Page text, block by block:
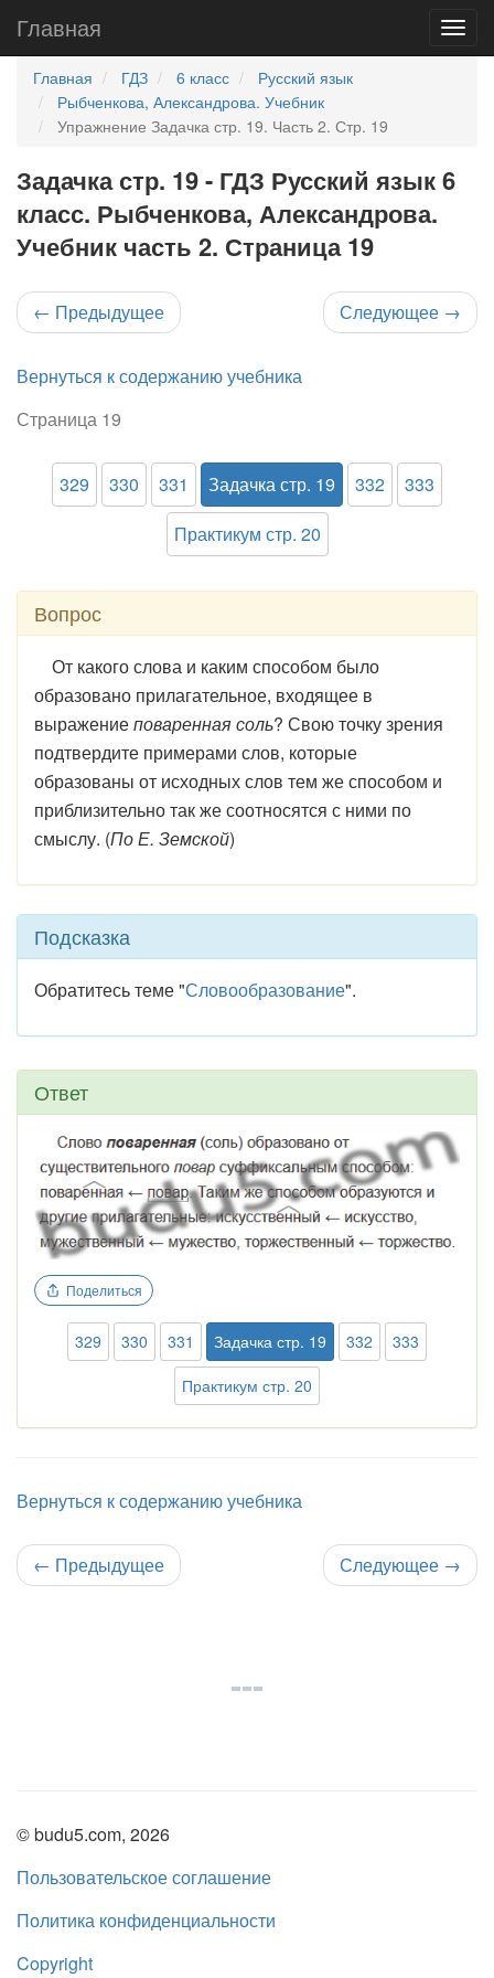
Главная
Главная ГДЗ 6 класс
Русский язык
Рыбченкова, Александрова. Учебник
Упражнение Задачка стр. 19. Часть 2. Стр. 19
Задачка стр. 19 - ГДЗ Русский язык 6
класс. Рыбченкова, Александрова.
Учебник часть 2. Страница 19
← Предыдущее Следующее →
Вернуться к содержанию учебника
Страница 19
329 330 331 Задачка стр. 19 332
333
Практикум стр. 20
Вопрос
От какого слова и каким способом было
образовано прилагательное, входящее в
выражениеповаренная соль? Свою точку зрения
подтвердите примерами слов, которые
образованы от исходных слов тем же способом и
приблизительно так же соотносятся с ними по
смыслу. (По Е. Земской)
Подсказка
Обратитесь теме "Словообразование".
Ответ
Поделиться
329 330 331 Задачка стр. 19 332
333
Практикум стр. 20
Вернуться к содержанию учебника
← Предыдущее Следующее →
© budu5.com, 2026
Пользовательское соглашение
Политика конфиденциальности
Copyright